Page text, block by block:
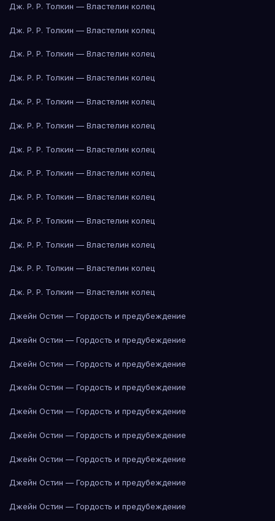
Дж. Р. Р. Толкин — Властелин колец
Дж. Р. Р. Толкин — Властелин колец
Дж. Р. Р. Толкин — Властелин колец
Дж. Р. Р. Толкин — Властелин колец
Дж. Р. Р. Толкин — Властелин колец
Дж. Р. Р. Толкин — Властелин колец
Дж. Р. Р. Толкин — Властелин колец
Дж. Р. Р. Толкин — Властелин колец
Дж. Р. Р. Толкин — Властелин колец
Дж. Р. Р. Толкин — Властелин колец
Дж. Р. Р. Толкин — Властелин колец
Дж. Р. Р. Толкин — Властелин колец
Дж. Р. Р. Толкин — Властелин колец
Джейн Остин — Гордость и предубеждение
Джейн Остин — Гордость и предубеждение
Джейн Остин — Гордость и предубеждение
Джейн Остин — Гордость и предубеждение
Джейн Остин — Гордость и предубеждение
Джейн Остин — Гордость и предубеждение
Джейн Остин — Гордость и предубеждение
Джейн Остин — Гордость и предубеждение
Джейн Остин — Гордость и предубеждение